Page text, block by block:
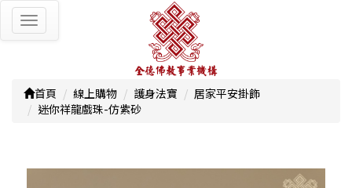
Toggle
navigation
首頁 線上購物 護身法寶
居家平安掛飾
迷你祥龍戲珠-仿紫砂